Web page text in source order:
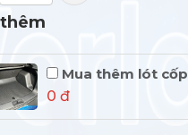
Mua thêm lót cốp
0 đ